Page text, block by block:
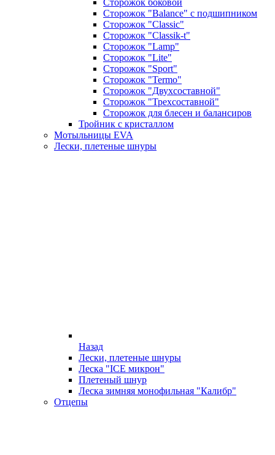
Сторожок боковой
Сторожок "Balance" с подшипником
Сторожок "Classic"
Сторожок "Classik-t"
Сторожок "Lamp"
Сторожок "Lite"
Сторожок "Sport"
Сторожок "Termo"
Сторожок "Двухсоставной"
Сторожок "Трехсоставной"
Сторожок для блесен и балансиров
Тройник с кристаллом
Мотыльницы EVA
Лески, плетеные шнуры
Назад
Лески, плетеные шнуры
Леска "ICE микрон"
Плетеный шнур
Леска зимняя монофильная "Калибр"
Отцепы